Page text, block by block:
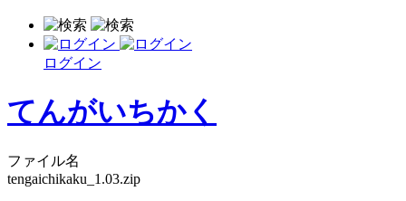
ログイン
てんがいちかく
ファイル名
tengaichikaku_1.03.zip